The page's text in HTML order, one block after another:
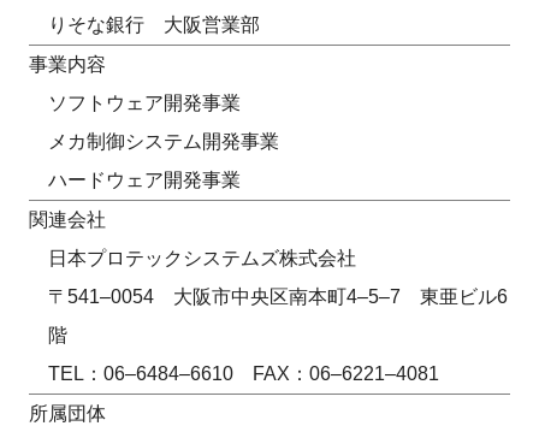
りそな銀行 大阪営業部
事業内容
ソフトウェア開発事業
メカ制御システム開発事業
ハードウェア開発事業
関連会社
日本プロテックシステムズ株式会社
〒541–0054 大阪市中央区南本町4–5–7 東亜ビル6
階
TEL：06–6484–6610 FAX：06–6221–4081
所属団体